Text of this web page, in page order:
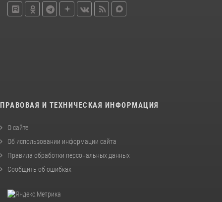
ПРАВОВАЯ И ТЕХНИЧЕСКАЯ ИНФОРМАЦИЯ
О сайте
Об использовании информации сайта
Правила обработки персональных данных
Сообщить об ошибках